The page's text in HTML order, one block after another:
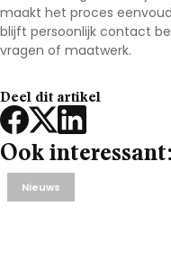
maakt het proces
blijft persoonlijk contact
vragen of maatwerk.
Deel dit artikel
Ook interessant:
Nieuws